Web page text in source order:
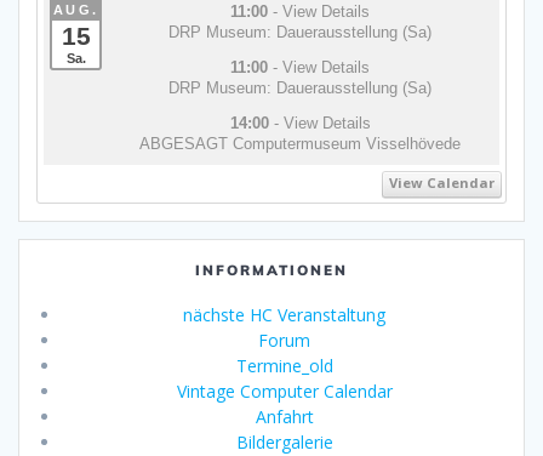
AUG.
15
Sa.
11:00 - View Details
DRP Museum: Dauerausstellung (Sa)
11:00 - View Details
DRP Museum: Dauerausstellung (Sa)
14:00 - View Details
ABGESAGT Computermuseum Visselhövede
View Calendar
INFORMATIONEN
nächste HC Veranstaltung
Forum
Termine_old
Vintage Computer Calendar
Anfahrt
Bildergalerie